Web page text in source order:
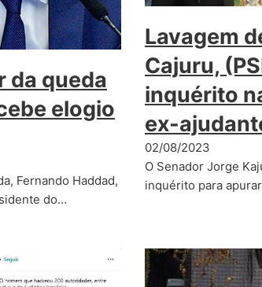
da queda
elogio
Fernando Haddad,
do…
Lavagem
Cajuru,
inquérito
ex-
02/08/2023
O Senador Jorge
inquérito para